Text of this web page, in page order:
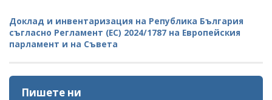
Доклад и инвентаризация на Република България
съгласно Регламент (ЕС) 2024/1787 на Европейския
парламент и на Съвета
Пишете ни